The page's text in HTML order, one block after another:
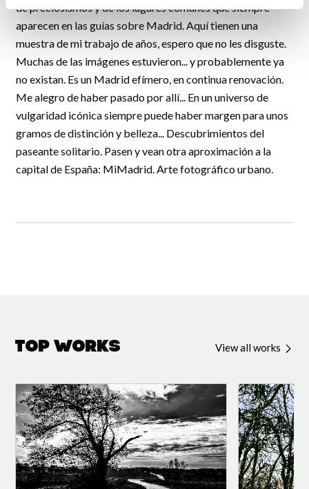
de preciosismos y de los lugares comunes que siempre
aparecen en las guías sobre Madrid. Aquí tienen una
muestra de mi trabajo de años, espero que no les disguste.
Muchas de las imágenes estuvieron... y probablemente ya
no existan. Es un Madrid efímero, en continua renovación.
Me alegro de haber pasado por allí... En un universo de
vulgaridad icónica siempre puede haber margen para unos
gramos de distinción y belleza... Descubrimientos del
paseante solitario. Pasen y vean otra aproximación a la
capital de España: MiMadrid. Arte fotográfico urbano.
Top Works View all works